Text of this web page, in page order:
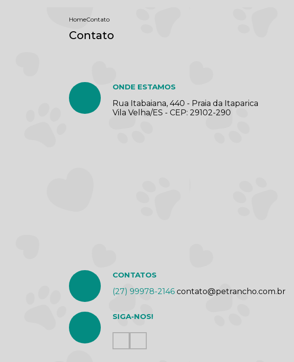
HomeContato
Contato
ONDE ESTAMOS
Rua Itabaiana, 440 - Praia da Itaparica
Vila Velha/ES - CEP: 29102-290
CONTATOS
(27) 99978-2146contato@petrancho.com.br
SIGA-NOS!